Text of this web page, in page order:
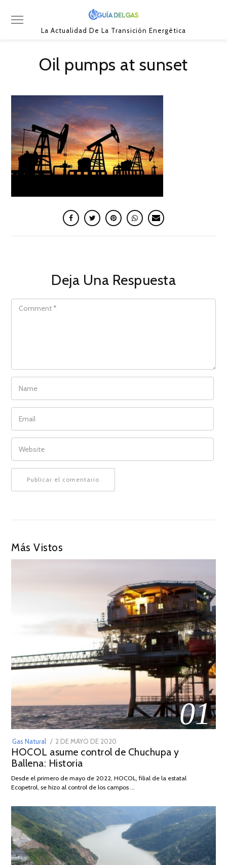
La Actualidad De La Transición Energética
Oil pumps at sunset
Deja Una Respuesta
COMMENT
NAME
EMAIL
WEBSITE
Más Vistos
01
Gas Natural
POSTED
ON
2 DE MAYO DE 2020
DE
2026
HOCOL asume control de Chuchupa y
Ballena: Historia
Desde el primero de mayo de 2022, HOCOL, filial de la estatal
Ecopetrol, se hizo al control de los campos …